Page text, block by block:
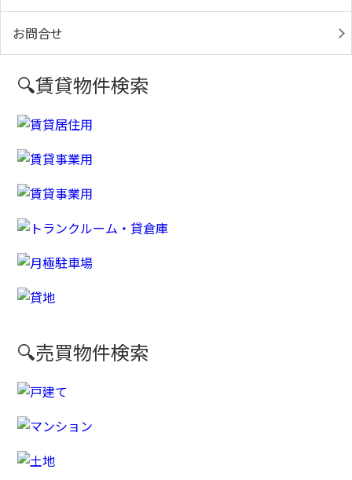
お問合せ
🔍賃貸物件検索
🔍売買物件検索